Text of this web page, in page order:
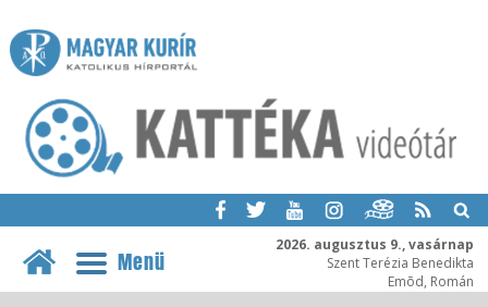
2026. augusztus 9., vasárnap
Szent Terézia Benedikta
Emõd, Román
Menü